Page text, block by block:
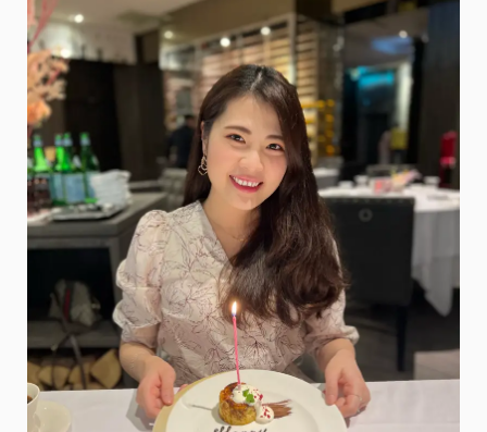
鍋
店，
用
鑄
鐵
鍋
吃
火
奢
華
體
驗！